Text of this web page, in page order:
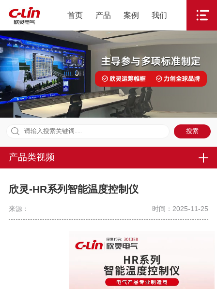
首页 产品 案例 我们
产品类视频
欣灵-HR系列智能温度控制仪
来源： 时间：2025-11-25